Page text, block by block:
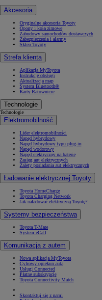
Akcesoria
Oryginalne akcesoria Toyoty
Opony i koła zimowe
Zabudowy samochodów dostawczych
Zabezpieczenia i alarmy
Sklep Toyoty
Strefa klienta
Aplikacja MyToyota
Instrukcje obsługi
Aktualizacja map
System Bluetooth®
Karty Ratownicze
Technologie
Technologie
Elektromobilność
Lider elektromobilności
Napęd hybrydowy
Napęd hybrydowy typu plug-in
Napęd wodorowy
Napęd elektryczny na baterię
Zasięg aut elektrycznych
Zalety posiadania aut elektrycznych
Ładowanie elektrycznej Toyoty
Toyota HomeCharge
Toyota Charging Network
Jak naładować elektryczną Toyotę?
Systemy bezpieczeństwa
Toyota T-Mate
System eCall
Komunikacja z autem
Nowa aplikacja MyToyota
Cyfrowy opiekun auta
Usługi Connected
Płatne subskrypcje
Toyota Connectivity Match
Skontaktuj się z nami